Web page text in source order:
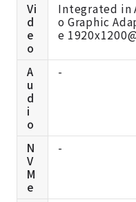
Vi
d
e
o
Integrated in
o Graphic
e
A
u
d
i
o
-
N
V
M
e
-